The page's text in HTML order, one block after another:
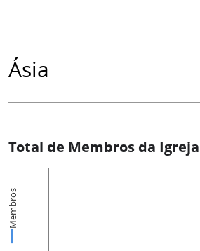
Ásia
Total de Membros da Igreja
Membros